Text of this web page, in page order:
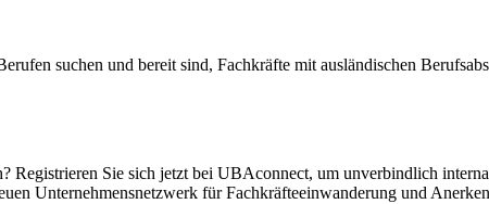
suchen und bereit sind, Fachkräfte mit ausländischen
Registrieren Sie sich jetzt bei UBAconnect, um unverbindlich
Unternehmensnetzwerk für Fachkräfteeinwanderung und